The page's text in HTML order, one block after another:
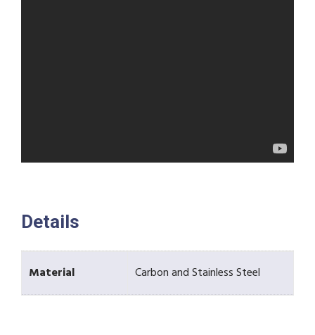
Details
Material Carbon and Stainless Steel